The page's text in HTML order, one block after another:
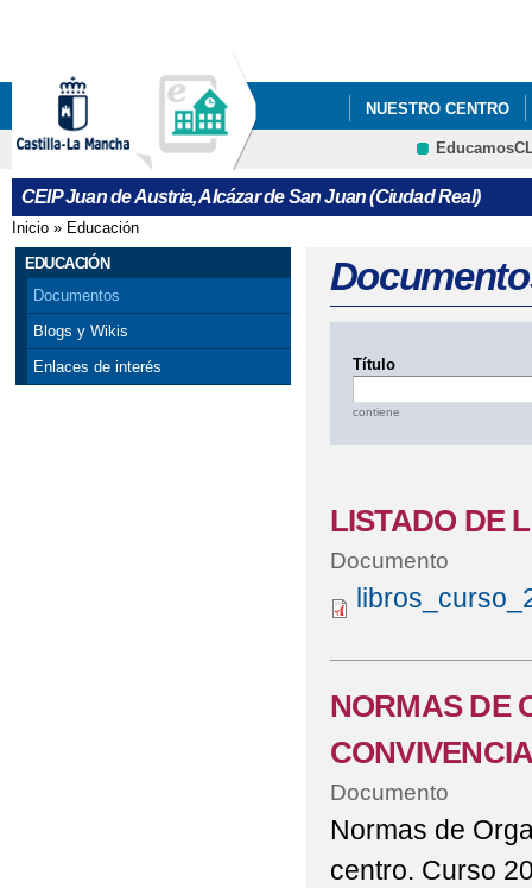
NUESTRO CENTRO
AYUDAS LIBROS DE
CALENDARIO
CRFP
CEIP Juan de Austria, Alcázar de San Juan (Ciudad Real)
Se encuentra usted aquí
Inicio » Educación
EDUCACIÓN
Documentos
Blogs y Wikis
Enlaces de interés
Título
contiene
LISTADO DE
Documento
NORMAS DE
Documento
Normas de
centro. Curso